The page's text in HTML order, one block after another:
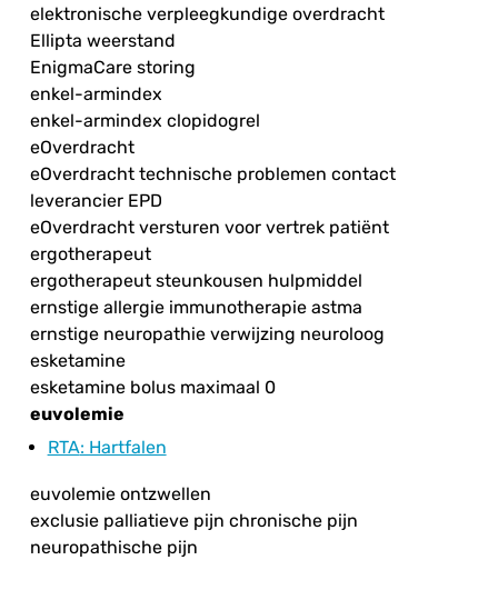
elektronische verpleegkundige overdracht
Ellipta weerstand
EnigmaCare storing
enkel-armindex
enkel-armindex clopidogrel
eOverdracht
eOverdracht technische problemen contact
leverancier EPD
eOverdracht versturen voor vertrek patiënt
ergotherapeut
ergotherapeut steunkousen hulpmiddel
ernstige allergie immunotherapie astma
ernstige neuropathie verwijzing neuroloog
esketamine
esketamine bolus maximaal 0
euvolemie
RTA: Hartfalen
euvolemie ontzwellen
exclusie palliatieve pijn chronische pijn
neuropathische pijn